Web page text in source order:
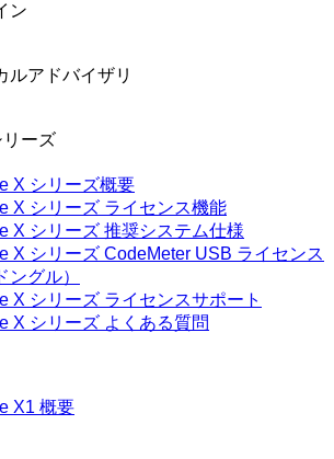
ン
ルアドバイザリ
ーズ
X シリーズ概要
X シリーズ ライセンス機能
X シリーズ 推奨システム仕様
X シリーズ CodeMeter USB ライセンス
ングル）
X シリーズ ライセンスサポート
X シリーズ よくある質問
X1 概要